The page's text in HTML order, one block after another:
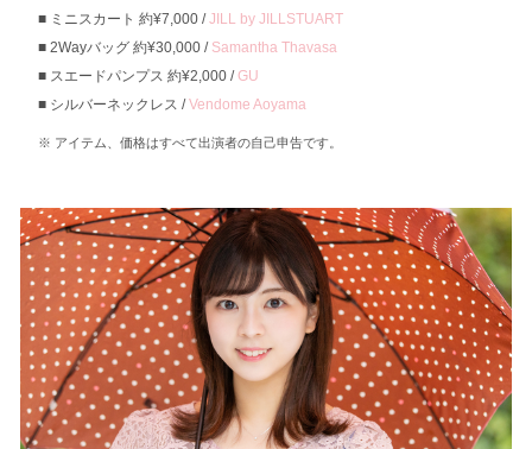
ミニスカート 約¥7,000 /JILL by JILLSTUART
2Wayバッグ 約¥30,000 / Samantha Thavasa
スエードパンプス 約¥2,000 /GU
シルバーネックレス /Vendome Aoyama
アイテム、価格はすべて出演者の自己申告です。